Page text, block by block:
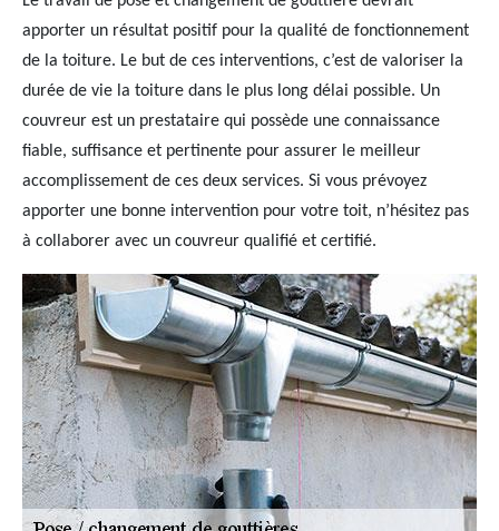
apporter un résultat positif pour la qualité de fonctionnement
de la toiture. Le but de ces interventions, c’est de valoriser la
durée de vie la toiture dans le plus long délai possible. Un
couvreur est un prestataire qui possède une connaissance
fiable, suffisance et pertinente pour assurer le meilleur
accomplissement de ces deux services. Si vous prévoyez
apporter une bonne intervention pour votre toit, n’hésitez pas
à collaborer avec un couvreur qualifié et certifié.